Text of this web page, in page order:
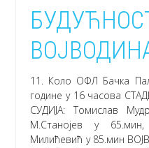
11. Коло ОФЛ Бачка
године у 16 часова
СУДИЈА: Томислав
М.Станојев у
Милићевић у 85.мин